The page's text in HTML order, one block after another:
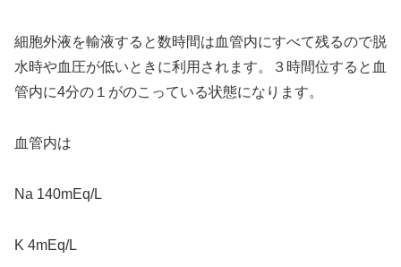
細胞外液を輸液すると数時間は血管内にすべて残るので脱
水時や血圧が低いときに利用されます。３時間位すると血
管内に4分の１がのこっている状態になります。
血管内は
Na 140mEq/L
K 4mEq/L